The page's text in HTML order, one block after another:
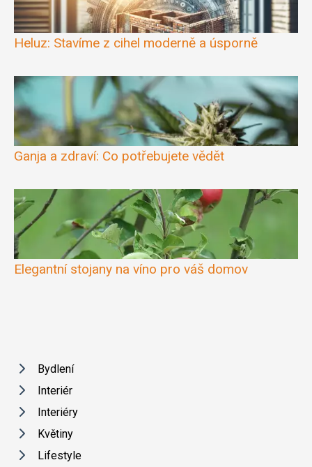
Heluz: Stavíme z cihel moderně a úsporně
Ganja a zdraví: Co potřebujete vědět
Elegantní stojany na víno pro váš domov
Bydlení
Interiér
Interiéry
Květiny
Lifestyle